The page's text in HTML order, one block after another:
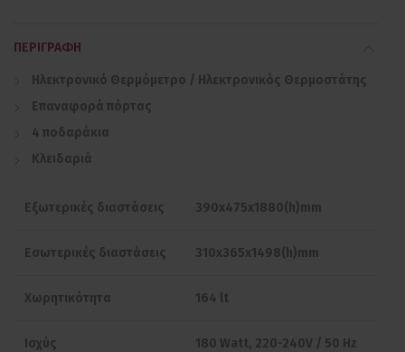
ΠΕΡΙΓΡΑΦΉ
Ηλεκτρονικό Θερμόμετρο / Ηλεκτρονικός Θερμοστάτης
Επαναφορά πόρτας
4 ποδαράκια
Κλειδαριά
Εξωτερικές διαστάσεις 390x475x1880(h)mm
Εσωτερικές διαστάσεις 310x365x1498(h)mm
Χωρητικότητα 164 lt
Ισχύς 180 Watt, 220-240V / 50 Hz